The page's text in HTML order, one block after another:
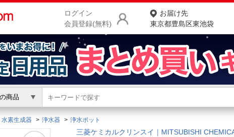
ログイン
会員登録(無料)
お届け先
東京都豊島区東池袋
商品
商品をさがす
ランキングからさがす
カテゴリ一覧からさがす
素生成器 浄水器 浄水ポット
三菱ケミカルクリンスイ｜MITSUBISHI